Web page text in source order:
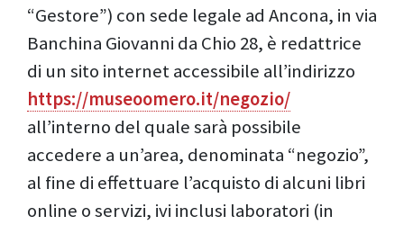
“Gestore”) con sede legale ad Ancona, in via
Banchina Giovanni da Chio 28, è redattrice
di un sito internet accessibile all’indirizzo
https://museoomero.it/negozio/
all’interno del quale sarà possibile
accedere a un’area, denominata “negozio”,
al fine di effettuare l’acquisto di alcuni libri
online o servizi, ivi inclusi laboratori (in